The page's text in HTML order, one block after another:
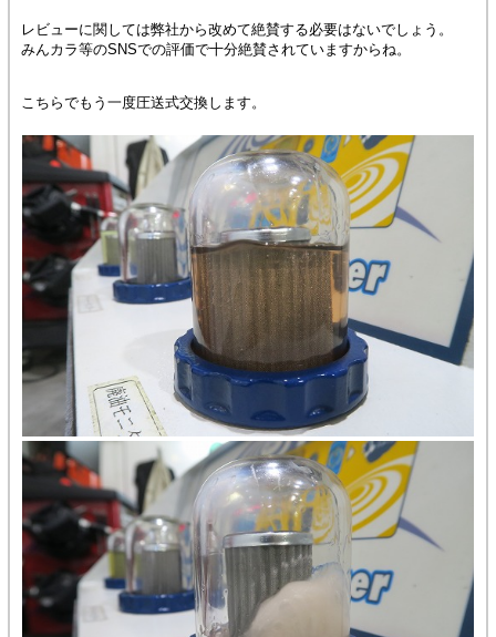
レビューに関しては弊社から改めて絶賛する必要はないでしょう。
みんカラ等のSNSでの評価で十分絶賛されていますからね。
こちらでもう一度圧送式交換します。